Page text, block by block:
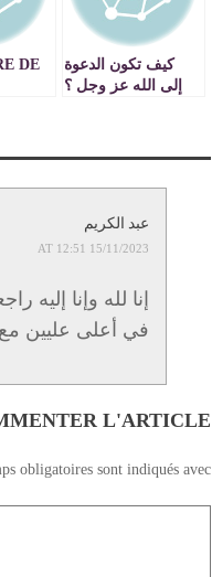
كيف تكون الدعوة
إلى الله عز وجل ؟
DE
عبد الكريم
15/11/2023 AT 12:51
إنا لله وإنا
في أعلى عليين مع
L'ARTICLE
obligatoires sont indiqués avec